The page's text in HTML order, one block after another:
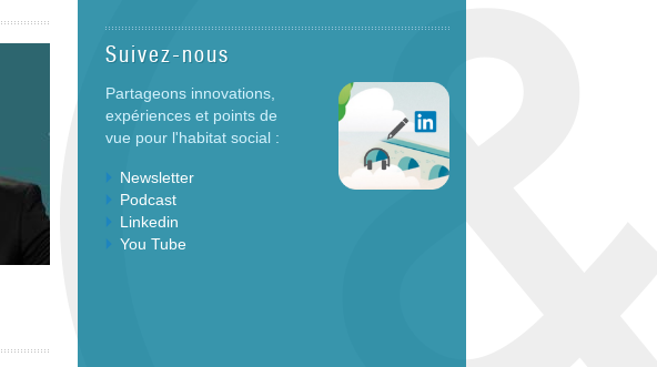
Suivez-nous
Partageons innovations,
expériences et points de
vue pour l'habitat social :
Newsletter
Podcast
Linkedin
You Tube